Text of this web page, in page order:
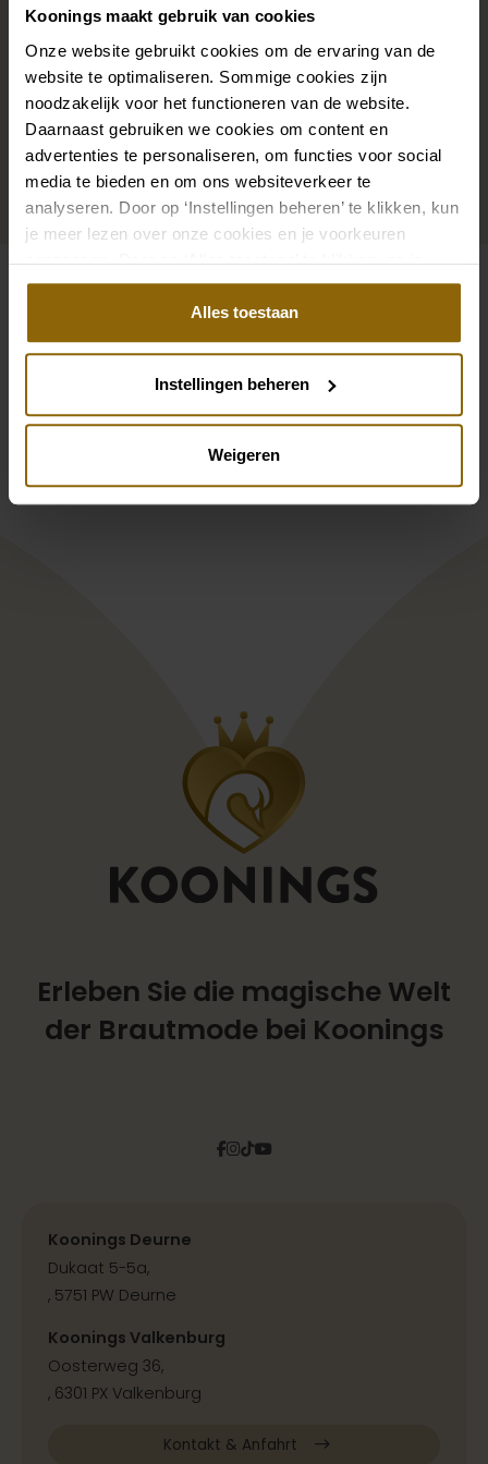
Koonings maakt gebruik van cookies
Onze website gebruikt cookies om de ervaring van de
website te optimaliseren. Sommige cookies zijn
noodzakelijk voor het functioneren van de website.
Daarnaast gebruiken we cookies om content en
advertenties te personaliseren, om functies voor social
media te bieden en om ons websiteverkeer te
analyseren. Door op ‘Instellingen beheren’ te klikken, kun
je meer lezen over onze cookies en je voorkeuren
aanpassen. Door op ‘Alles toestaan’ te klikken, ga je
akkoord met het gebruik van alle cookies.
Alles toestaan
Instellingen beheren
Weigeren
ein wunderschöner Schleier, Haarband oder
Haarnadel für deine Brautfrisur: Dein Brautlook ist erst
mit passenden Accessoires komplett. In unserem
großen Accessoire-Shop mit Accessoires für Braut
und Bräutigam findest du die perfekte Ergänzung zu
deinem Kleid oder Hochzeitsanzug.
Zu den Accessoires
Siehe auch
Immediate 261-24112A-71
Pinterest
Wilvorst 441102/34
Unmittelbar 361-22107A-501
Pinterest
Guglielmo
Erleben Sie die magische Welt
der Brautmode bei Koonings
Facebook
Instagram
TiktokPinterest
YouTube
Koonings Deurne
Dukaat 5-5a,
, 5751 PW Deurne
Koonings Valkenburg
Oosterweg 36,
, 6301 PX Valkenburg
Kontakt & Anfahrt